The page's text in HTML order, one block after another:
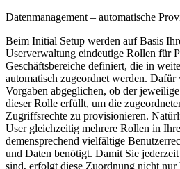
Datenmanagement – automatische
Beim Initial Setup werden auf Basis
Userverwaltung eindeutige Rollen für
Geschäftsbereiche definiert, die in
automatisch zugeordnet werden.
Vorgaben abgeglichen, ob der
dieser Rolle erfüllt, um die
Zugriffsrechte zu provisionieren.
User gleichzeitig mehrere Rollen in
demensprechend vielfältige
und Daten benötigt. Damit Sie
sind, erfolgt diese Zuordnung nicht nur